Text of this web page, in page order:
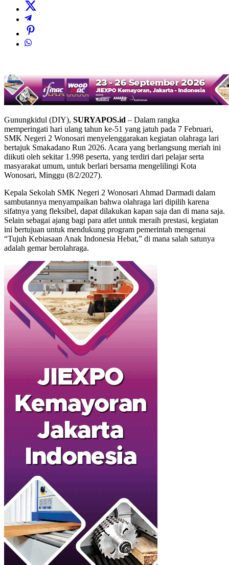
Gunungkidul (DIY), SURYAPOS.id – Dalam rangka
memperingati hari ulang tahun ke-51 yang jatuh pada 7 Februari,
SMK Negeri 2 Wonosari menyelenggarakan kegiatan olahraga lari
bertajuk Smakadano Run 2026. Acara yang berlangsung meriah ini
diikuti oleh sekitar 1.998 peserta, yang terdiri dari pelajar serta
masyarakat umum, untuk berlari bersama mengelilingi Kota
Wonosari, Minggu (8/2/2027).
‎Kepala Sekolah SMK Negeri 2 Wonosari Ahmad Darmadi dalam
sambutannya menyampaikan bahwa olahraga lari dipilih karena
sifatnya yang fleksibel, dapat dilakukan kapan saja dan di mana saja.
Selain sebagai ajang bagi para atlet untuk meraih prestasi, kegiatan
ini bertujuan untuk mendukung program pemerintah mengenai
“Tujuh Kebiasaan Anak Indonesia Hebat,” di mana salah satunya
adalah gemar berolahraga.